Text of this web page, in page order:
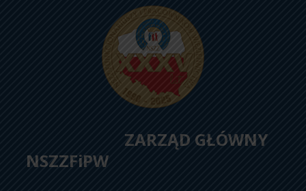
ZARZĄD GŁÓWNY
NSZZFiPW